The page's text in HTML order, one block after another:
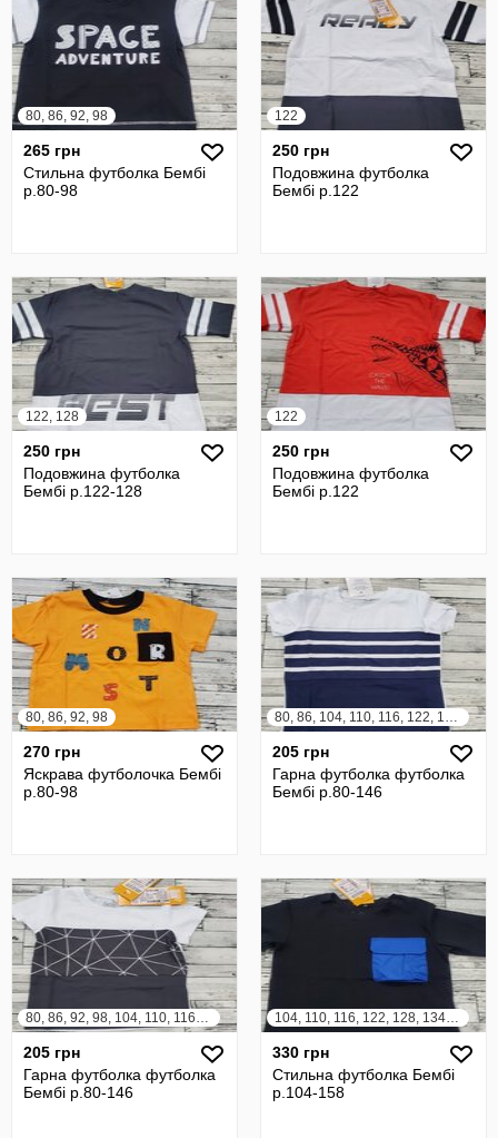
80, 86, 92, 98
265 грн
Стильна футболка Бембі
р.80-98
122
250 грн
Подовжина футболка
Бембі р.122
122, 128
250 грн
Подовжина футболка
Бембі р.122-128
122
250 грн
Подовжина футболка
Бембі р.122
80, 86, 92, 98
270 грн
Яскрава футболочка Бембі
р.80-98
80, 86, 104, 110, 116, 122, 128, 134, 140, 146
205 грн
Гарна футболка футболка
Бембі р.80-146
80, 86, 92, 98, 104, 110, 116, 122, 128, 134, 140, 146
205 грн
Гарна футболка футболка
Бембі р.80-146
104, 110, 116, 122, 128, 134, 140, 146, 158
330 грн
Стильна футболка Бембі
р.104-158